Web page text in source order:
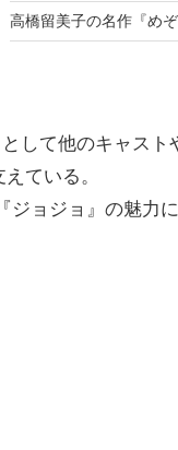
して他のキャスト
ている。
ョジョ』の魅力